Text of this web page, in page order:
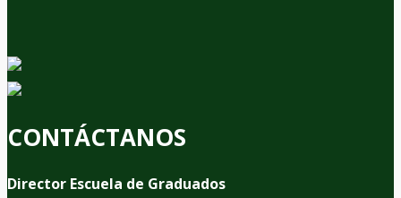
CONTÁCTANOS
Director Escuela de Graduados